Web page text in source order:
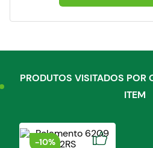
PRODUTOS VISITADOS POR
ITEM
-10%